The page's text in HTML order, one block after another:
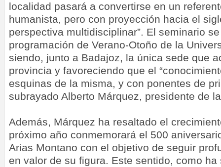
localidad pasará a convertirse en un
humanista, pero con proyección hacia el
perspectiva multidisciplinar”. El seminario
programación de Verano-Otoño de la
siendo, junto a Badajoz, la única sede que
provincia y favoreciendo que el
esquinas de la misma, y con ponentes de
subrayado Alberto Márquez, presidente de
Además, Márquez ha resaltado el
próximo año conmemorará el 500
Arias Montano con el objetivo de seguir
en valor de su figura. Este sentido, como